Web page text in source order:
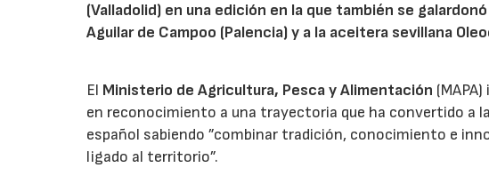
(Valladolid) en una edición en la que también se
Aguilar de Campoo (Palencia) y a la aceitera sevillana
El Ministerio de Agricultura, Pesca y Alimentación
en reconocimiento a una trayectoria que ha convertido a
español sabiendo ”combinar tradición, conocimiento e
ligado al territorio”.